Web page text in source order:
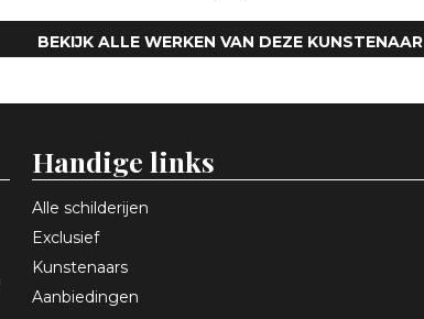
BEKIJK ALLE WERKEN VAN DEZE KUNSTENAAR
Handige links
Alle schilderijen
Exclusief
Kunstenaars
Aanbiedingen